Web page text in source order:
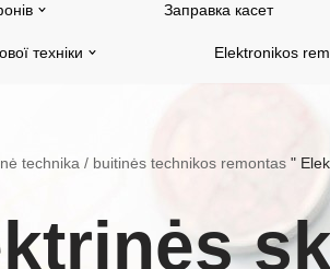
Заправка касет
техніки Elektronikos
technika / buitinės technikos remontas "